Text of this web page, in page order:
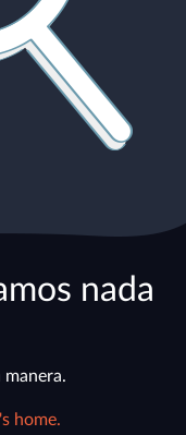
nada
manera.
home.